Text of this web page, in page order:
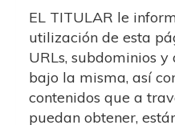
EL TITULAR le
utilización de esta
URLs, subdominios
bajo la misma, así
contenidos que a
puedan obtener,